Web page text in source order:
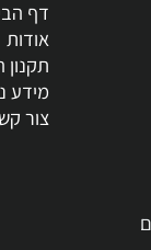
מידע שימושי
דף הבית
אודות